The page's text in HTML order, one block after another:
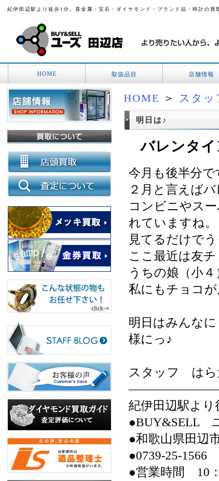
紀伊田辺駅より徒歩1分。貴金属・宝石・ダイヤモンド・ブランド品・時計の
HOME 取扱品目 店舗情報
HOME ＞ スタ
明日は♪
バレンタ
今月も後半分
２月と言えば
コンビニやス
れていますね。
見てるだけで
ここ最近は友
うちの娘（小
私にもチョコ
明日はみんな
様にっ♪
スタッフ はら
紀伊田辺駅より
●BUY&SELL
●和歌山県田辺
●0739-25-1566
●営業時間 10